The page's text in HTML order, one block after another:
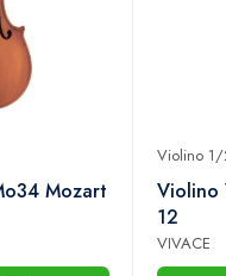
Mozart
Violino
Violino
12
VIVACE